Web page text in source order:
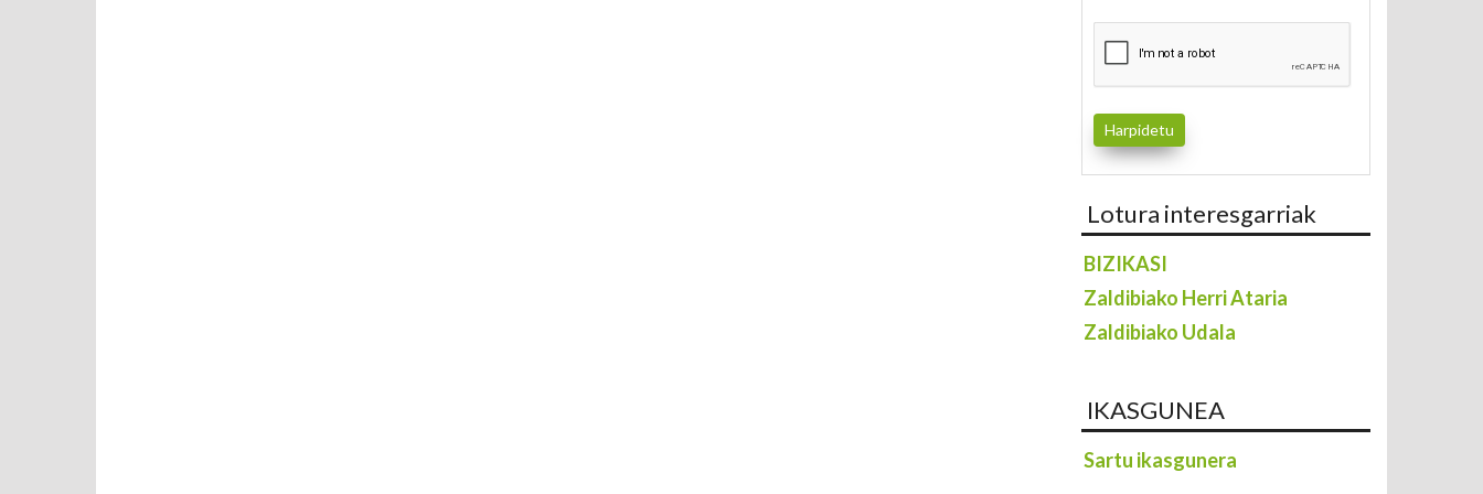
Lotura interesgarriak
BIZIKASI
Zaldibiako Herri Ataria
Zaldibiako Udala
IKASGUNEA
Sartu ikasgunera